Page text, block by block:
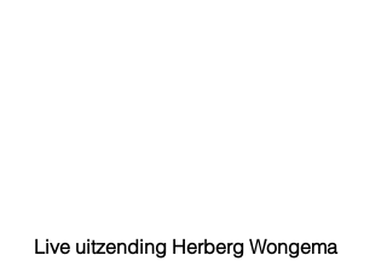
Live uitzending Herberg Wongema